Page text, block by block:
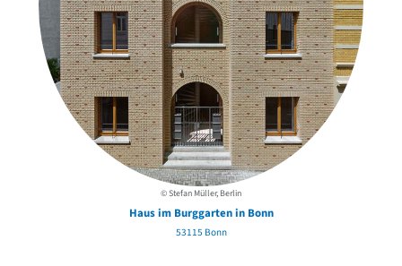
© Stefan Müller, Berlin
Haus im Burggarten in Bonn
53115 Bonn